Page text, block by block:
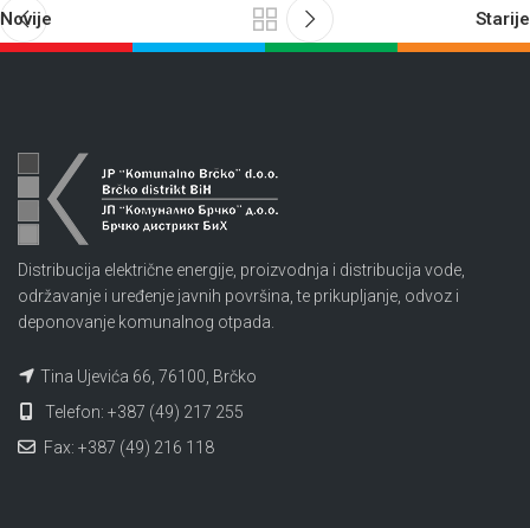
Novije Starije
Distribucija električne energije, proizvodnja i distribucija vode,
održavanje i uređenje javnih površina, te prikupljanje, odvoz i
deponovanje komunalnog otpada.
Tina Ujevića 66, 76100, Brčko
Telefon: +387 (49) 217 255
Fax: +387 (49) 216 118